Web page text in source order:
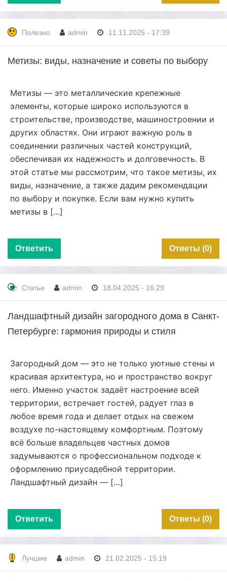
Полезно admin 11.11.2025 - 17:39
Метизы: виды, назначение и советы по выбору
Метизы — это металлические крепежные
элементы, которые широко используются в
строительстве, производстве, машиностроении и
других областях. Они играют важную роль в
соединении различных частей конструкций,
обеспечивая их надежность и долговечность. В
этой статье мы рассмотрим, что такое метизы, их
виды, назначение, а также дадим рекомендации
по выбору и покупке. Если вам нужно купить
метизы в […]
Ответить Ответы (0)
Статьи admin 18.04.2025 - 16:29
Ландшафтный дизайн загородного дома в Санкт-
Петербурге: гармония природы и стиля
Загородный дом — это не только уютные стены и
красивая архитектура, но и пространство вокруг
него. Именно участок задаёт настроение всей
территории, встречает гостей, радует глаз в
любое время года и делает отдых на свежем
воздухе по-настоящему комфортным. Поэтому
всё больше владельцев частных домов
задумываются о профессиональном подходе к
оформлению приусадебной территории.
Ландшафтный дизайн — […]
Ответить Ответы (0)
Лучшие admin 21.02.2025 - 15:19